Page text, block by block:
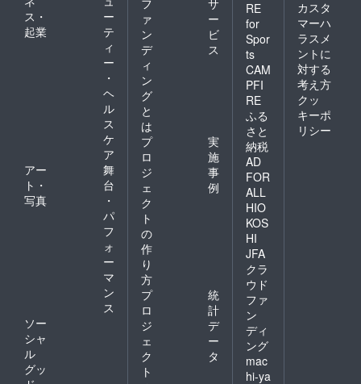
ス・
起業
ー
テ
ィ
ー
・
ヘ
ル
ス
ケ
ア
アー
ト・
写真
舞
台
・
パ
フ
ォ
ー
マ
ン
ス
ソー
シャ
ル
グッ
ァ
ン
デ
ィ
ン
グ
と
は
ー
ビ
ス
プ
ロ
ジ
ェ
ク
ト
の
作
り
方
実
施
事
例
プ
ロ
ジ
ェ
ク
ト
統
計
デ
ー
タ
RE
for
Spor
ts
CAM
PFI
RE
ふる
さと
納税
AD
FOR
ALL
HIO
KOS
HI
JFA
クラ
ウド
ファ
ン
ディ
ング
mac
hi-ya
カスタ
マーハ
ラスメ
ントに
対する
考え方
クッ
キーポ
リシー